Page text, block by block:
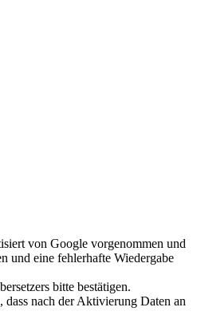
von Google vorgenommen und
und eine fehlerhafte Wiedergabe
bitte bestätigen.
nach der Aktivierung Daten an